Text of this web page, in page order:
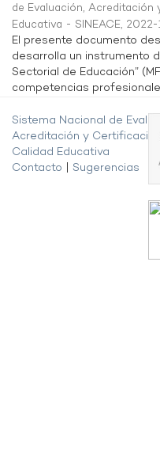
de Evaluación,
Educativa - SINEACE,
El presente documento
desarrolla un instrumento
Sectorial de Educación”
competencias
Sistema Nacional de
Acreditación y
Calidad Educativa
Contacto
Sugerencias